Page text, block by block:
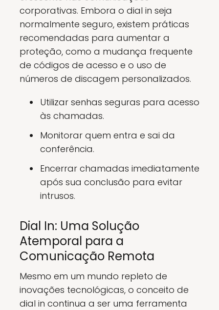
corporativas. Embora o dial in seja
normalmente seguro, existem práticas
recomendadas para aumentar a
proteção, como a mudança frequente
de códigos de acesso e o uso de
números de discagem personalizados.
Utilizar senhas seguras para acesso
às chamadas.
Monitorar quem entra e sai da
conferência.
Encerrar chamadas imediatamente
após sua conclusão para evitar
intrusos.
Dial In: Uma Solução
Atemporal para a
Comunicação Remota
Mesmo em um mundo repleto de
inovações tecnológicas, o conceito de
dial in continua a ser uma ferramenta